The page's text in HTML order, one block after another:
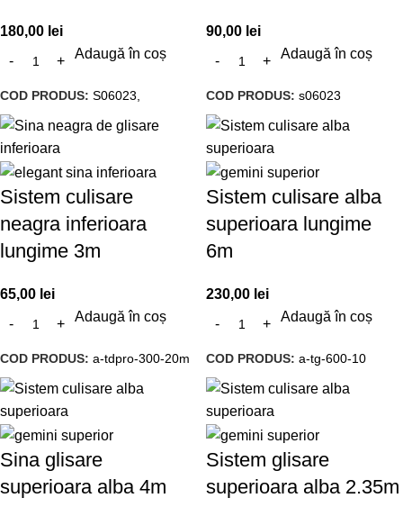
180,00 lei
Adaugă în coș
COD PRODUS: S06023,
90,00 lei
Adaugă în coș
COD PRODUS: s06023
Sistem culisare
neagra inferioara
lungime 3m
65,00 lei
Adaugă în coș
COD PRODUS: a-tdpro-300-20m
Sistem culisare alba
superioara lungime
6m
230,00 lei
Adaugă în coș
COD PRODUS: a-tg-600-10
Sina glisare
superioara alba 4m
Sistem glisare
superioara alba 2.35m